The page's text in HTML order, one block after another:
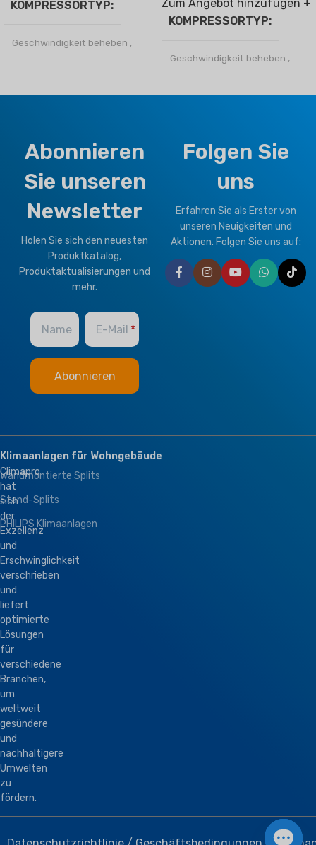
KOMPRESSORTYP
Geschwindigkeit beheben ,
KÄLTEMITTEL
KLIMATYP
T1 Normalzustand,T3
MARKE Climapro
BMS Module Hydraulikmodul
Zum Angebot hinzufügen +
KOMPRESSORTYP
Geschwindigkeit beheben ,
R32,Kältemittel R410a
KLIMATYP
T1 Normalzustand,T3
Tropisch
MARKE Climapro
Abonnieren
Sie unseren
Newsletter
Holen Sie sich den neuesten
Produktkatalog,
Produktaktualisierungen und
mehr.
Name E-Mail
Folgen Sie
uns
Erfahren Sie als Erster von
unseren Neuigkeiten und
Aktionen. Folgen Sie uns auf:
Climapro
hat
sich
der
Exzellenz
und
Erschwinglichkeit
verschrieben
und
liefert
optimierte
Lösungen
für
verschiedene
Branchen,
um
weltweit
gesündere
und
nachhaltigere
Umwelten
zu
fördern.
Klimaanlagen für Wohngebäude
Wandmontierte Splits
Stand-Splits
PHILIPS Klimaanlagen